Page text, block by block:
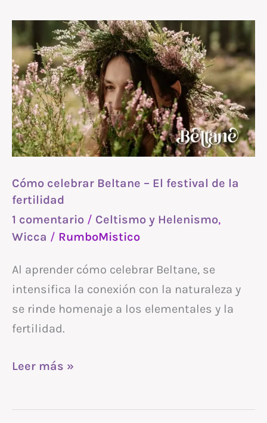
Cómo celebrar Beltane – El festival de la
fertilidad
1 comentario / Celtismo y Helenismo,
Wicca / RumboMistico
Al aprender cómo celebrar Beltane, se
intensifica la conexión con la naturaleza y
se rinde homenaje a los elementales y la
fertilidad.
Cómo
celebrar
Beltane
–
El
festival
de
fertilidad
Leer más »